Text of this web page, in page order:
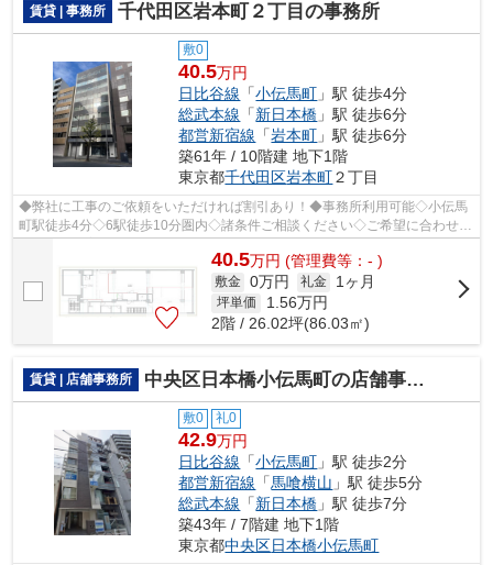
賃貸 | 事務所 千代田区岩本町２丁目の事務所
敷0
40.5万円
日比谷線 「小伝馬町 」駅 徒歩4分
総武本線 「新日本橋 」駅 徒歩6分
都営新宿線 「岩本町 」駅 徒歩6分
築61年 / 10階建 地下1階
東京都千代田区岩本町２丁目
◆弊社に工事のご依頼をいただければ割引あり！◆事務所利用可能◇小伝馬
町駅徒歩4分◇6駅徒歩10分圏内◇諸条件ご相談ください◇ご希望に合わせて
40.5万円 (管理費等：- )
敷金 0万円 礼金 1ヶ月
坪単価 1.56万円
2階 / 26.02坪(86.03㎡)
賃貸 | 店舗事務所 中央区日本橋小伝馬町の店舗事務所
敷0 礼0
42.9万円
日比谷線 「小伝馬町 」駅 徒歩2分
都営新宿線 「馬喰横山 」駅 徒歩5分
総武本線 「新日本橋 」駅 徒歩7分
築43年 / 7階建 地下1階
東京都中央区日本橋小伝馬町